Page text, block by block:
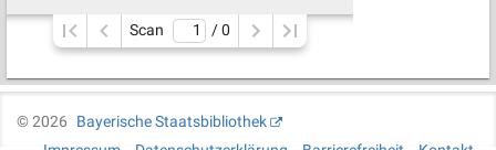
Scan / 0
©2026
Bayerische Staatsbibliothek